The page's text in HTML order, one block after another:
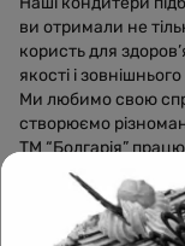
ви отримали не
користь для
якості і
Ми любимо свою
створюємо
ТМ “Болгарія”